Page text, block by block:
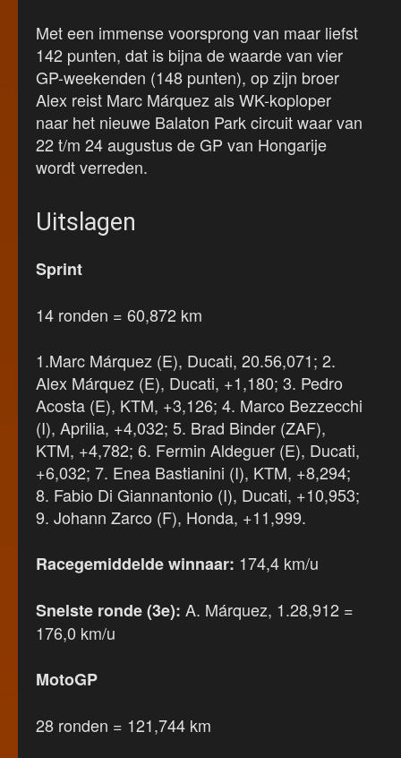
Met een immense voorsprong van maar liefst
142 punten, dat is bijna de waarde van vier
GP-weekenden (148 punten), op zijn broer
Alex reist Marc Márquez als WK-koploper
naar het nieuwe Balaton Park circuit waar van
22 t/m 24 augustus de GP van Hongarije
wordt verreden.
Uitslagen
Sprint
14 ronden = 60,872 km
1.Marc Márquez (E), Ducati, 20.56,071; 2.
Alex Márquez (E), Ducati, +1,180; 3. Pedro
Acosta (E), KTM, +3,126; 4. Marco Bezzecchi
(I), Aprilia, +4,032; 5. Brad Binder (ZAF),
KTM, +4,782; 6. Fermin Aldeguer (E), Ducati,
+6,032; 7. Enea Bastianini (I), KTM, +8,294;
8. Fabio Di Giannantonio (I), Ducati, +10,953;
9. Johann Zarco (F), Honda, +11,999.
Racegemiddelde winnaar: 174,4 km/u
Snelste ronde (3e): A. Márquez, 1.28,912 =
176,0 km/u
MotoGP
28 ronden = 121,744 km